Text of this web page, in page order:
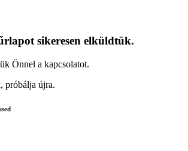
sikeresen elküldtük.
Önnel a kapcsolatot.
próbálja újra.